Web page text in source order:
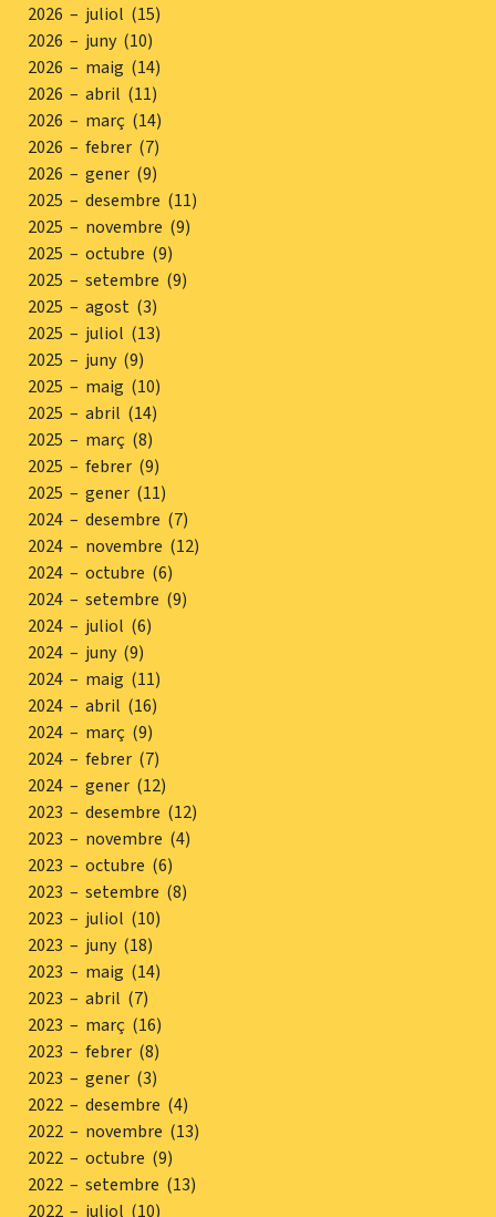
2026 – juliol (15)
2026 – juny (10)
2026 – maig (14)
2026 – abril (11)
2026 – març (14)
2026 – febrer (7)
2026 – gener (9)
2025 – desembre (11)
2025 – novembre (9)
2025 – octubre (9)
2025 – setembre (9)
2025 – agost (3)
2025 – juliol (13)
2025 – juny (9)
2025 – maig (10)
2025 – abril (14)
2025 – març (8)
2025 – febrer (9)
2025 – gener (11)
2024 – desembre (7)
2024 – novembre (12)
2024 – octubre (6)
2024 – setembre (9)
2024 – juliol (6)
2024 – juny (9)
2024 – maig (11)
2024 – abril (16)
2024 – març (9)
2024 – febrer (7)
2024 – gener (12)
2023 – desembre (12)
2023 – novembre (4)
2023 – octubre (6)
2023 – setembre (8)
2023 – juliol (10)
2023 – juny (18)
2023 – maig (14)
2023 – abril (7)
2023 – març (16)
2023 – febrer (8)
2023 – gener (3)
2022 – desembre (4)
2022 – novembre (13)
2022 – octubre (9)
2022 – setembre (13)
2022 – juliol (10)